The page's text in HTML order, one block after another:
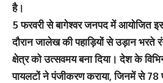
है।
5 फरवरी से बागेश्वर जनपद में आयोजित इस
दौरान जालेख की पहाड़ियों से उड़ान भरते
क्षेत्र को उत्सवमय बना दिया। देश के
पायलटों ने पंजीकरण कराया, जिनमें से 78